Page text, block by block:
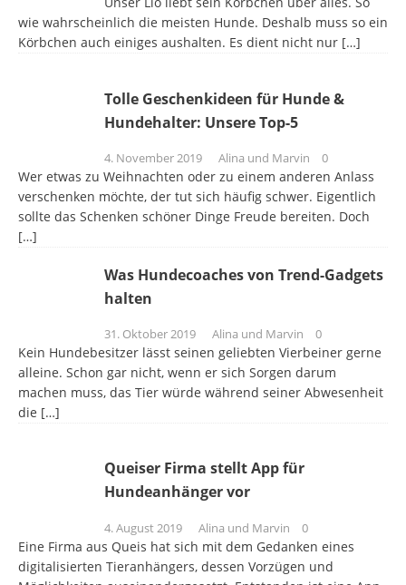
wie wahrscheinlich die meisten Hunde. Deshalb muss so ein
Körbchen auch einiges aushalten. Es dient nicht nur […]
Tolle Geschenkideen für Hunde &
Hundehalter: Unsere Top-5
4. November 2019 Alina und Marvin 0
Wer etwas zu Weihnachten oder zu einem anderen Anlass
verschenken möchte, der tut sich häufig schwer. Eigentlich
sollte das Schenken schöner Dinge Freude bereiten. Doch
[…]
Was Hundecoaches von Trend-Gadgets
halten
31. Oktober 2019 Alina und Marvin 0
Kein Hundebesitzer lässt seinen geliebten Vierbeiner gerne
alleine. Schon gar nicht, wenn er sich Sorgen darum
machen muss, das Tier würde während seiner Abwesenheit
die […]
Queiser Firma stellt App für
Hundeanhänger vor
4. August 2019 Alina und Marvin 0
Eine Firma aus Queis hat sich mit dem Gedanken eines
digitalisierten Tieranhängers, dessen Vorzügen und